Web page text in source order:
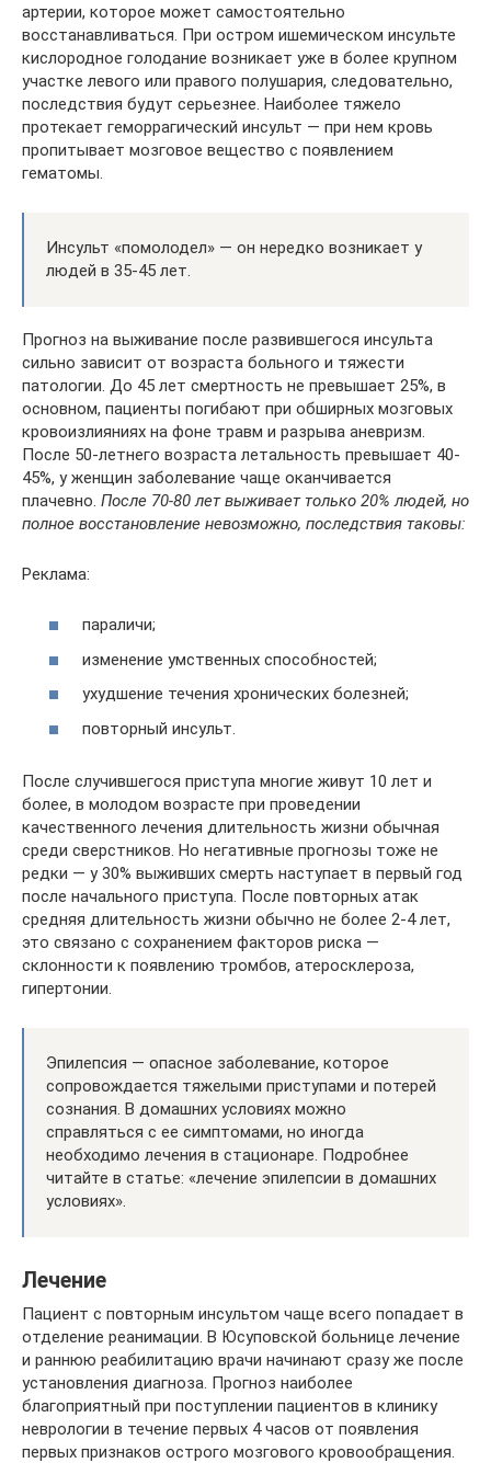
артерии, которое может самостоятельно
восстанавливаться. При остром ишемическом инсульте
кислородное голодание возникает уже в более крупном
участке левого или правого полушария, следовательно,
последствия будут серьезнее. Наиболее тяжело
протекает геморрагический инсульт — при нем кровь
пропитывает мозговое вещество с появлением
гематомы.
Инсульт «помолодел» — он нередко возникает у
людей в 35-45 лет.
Прогноз на выживание после развившегося инсульта
сильно зависит от возраста больного и тяжести
патологии. До 45 лет смертность не превышает 25%, в
основном, пациенты погибают при обширных мозговых
кровоизлияниях на фоне травм и разрыва аневризм.
После 50-летнего возраста летальность превышает 40-
45%, у женщин заболевание чаще оканчивается
плачевно. После 70-80 лет выживает только 20% людей, но
полное восстановление невозможно, последствия таковы:
Реклама:
параличи;
изменение умственных способностей;
ухудшение течения хронических болезней;
повторный инсульт.
После случившегося приступа многие живут 10 лет и
более, в молодом возрасте при проведении
качественного лечения длительность жизни обычная
среди сверстников. Но негативные прогнозы тоже не
редки — у 30% выживших смерть наступает в первый год
после начального приступа. После повторных атак
средняя длительность жизни обычно не более 2-4 лет,
это связано с сохранением факторов риска —
склонности к появлению тромбов, атеросклероза,
гипертонии.
Эпилепсия — опасное заболевание, которое
сопровождается тяжелыми приступами и потерей
сознания. В домашних условиях можно
справляться с ее симптомами, но иногда
необходимо лечения в стационаре. Подробнее
читайте в статье: «лечение эпилепсии в домашних
условиях».
Лечение
Пациент с повторным инсультом чаще всего попадает в
отделение реанимации. В Юсуповской больнице лечение
и раннюю реабилитацию врачи начинают сразу же после
установления диагноза. Прогноз наиболее
благоприятный при поступлении пациентов в клинику
неврологии в течение первых 4 часов от появления
первых признаков острого мозгового кровообращения.